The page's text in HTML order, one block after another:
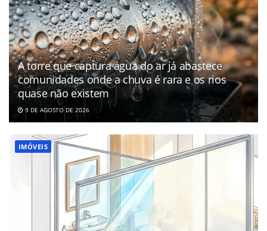
A torre que captura água do ar já abastece
comunidades onde a chuva é rara e os rios
quase não existem
9 DE AGOSTO DE 2026
IMÓVEIS